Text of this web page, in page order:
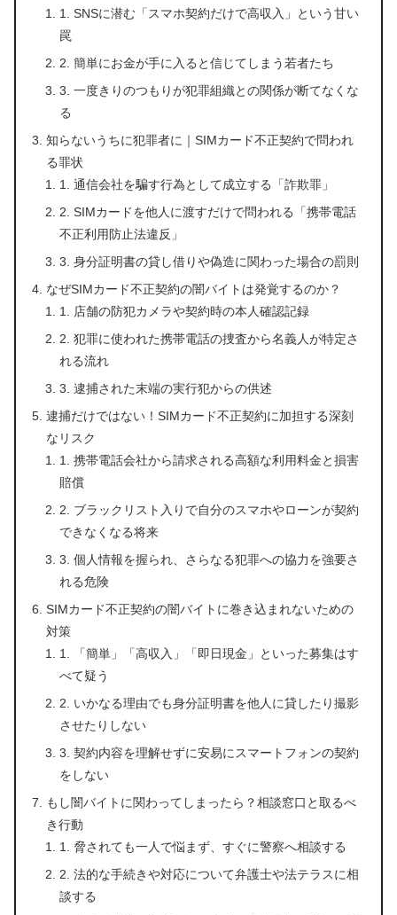
1. SNSに潜む「スマホ契約だけで高収入」という甘い
罠
2. 簡単にお金が手に入ると信じてしまう若者たち
3. 一度きりのつもりが犯罪組織との関係が断てなくな
る
知らないうちに犯罪者に｜SIMカード不正契約で問われ
る罪状
1. 通信会社を騙す行為として成立する「詐欺罪」
2. SIMカードを他人に渡すだけで問われる「携帯電話
不正利用防止法違反」
3. 身分証明書の貸し借りや偽造に関わった場合の罰則
なぜSIMカード不正契約の闇バイトは発覚するのか？
1. 店舗の防犯カメラや契約時の本人確認記録
2. 犯罪に使われた携帯電話の捜査から名義人が特定さ
れる流れ
3. 逮捕された末端の実行犯からの供述
逮捕だけではない！SIMカード不正契約に加担する深刻
なリスク
1. 携帯電話会社から請求される高額な利用料金と損害
賠償
2. ブラックリスト入りで自分のスマホやローンが契約
できなくなる将来
3. 個人情報を握られ、さらなる犯罪への協力を強要さ
れる危険
SIMカード不正契約の闇バイトに巻き込まれないための
対策
1. 「簡単」「高収入」「即日現金」といった募集はす
べて疑う
2. いかなる理由でも身分証明書を他人に貸したり撮影
させたりしない
3. 契約内容を理解せずに安易にスマートフォンの契約
をしない
もし闇バイトに関わってしまったら？相談窓口と取るべ
き行動
1. 脅されても一人で悩まず、すぐに警察へ相談する
2. 法的な手続きや対応について弁護士や法テラスに相
談する